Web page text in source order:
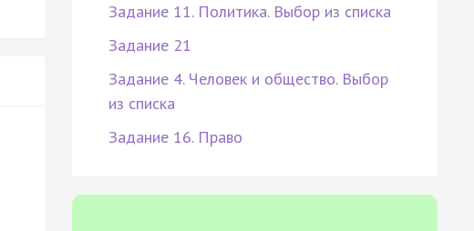
Задание 11. Политика. Выбор из списка
Задание 21
Задание 4. Человек и общество. Выбор
из списка
Задание 16. Право